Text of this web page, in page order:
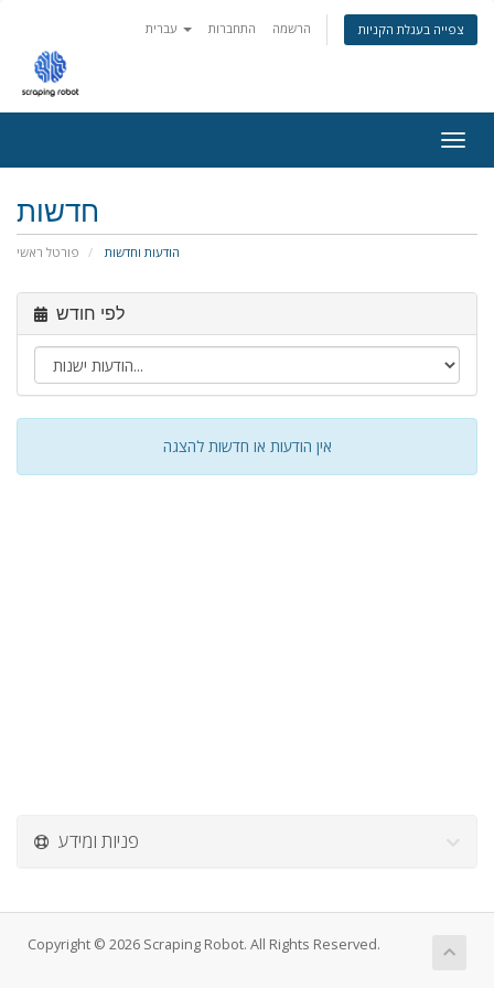
התחברות הרשמה צפייה בעגלת הקניות
חדשות
פורטל ראשי הודעות וחדשות
לפי חודש
אין הודעות או חדשות להצגה
פניות ומידע
Copyright © 2026 Scraping Robot. All Rights Reserved.